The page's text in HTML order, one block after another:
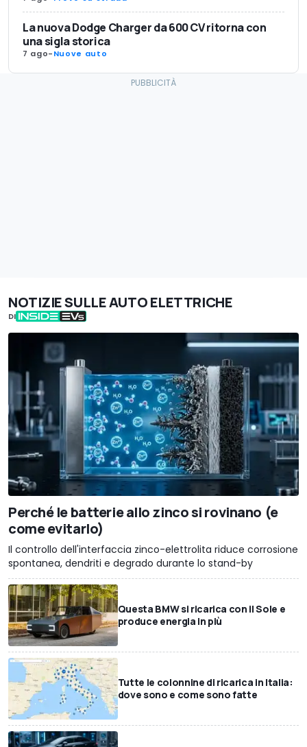
La nuova Dodge Charger da 600 CV ritorna con
una sigla storica
7 ago-Nuove auto
NOTIZIE SULLE AUTO ELETTRICHE
DI
Perché le batterie allo zinco si rovinano (e
come evitarlo)
Il controllo dell'interfaccia zinco-elettrolita riduce corrosione
spontanea, dendriti e degrado durante lo stand-by
Questa BMW si ricarica con il Sole e
produce energia in più
Tutte le colonnine di ricarica in Italia:
dove sono e come sono fatte